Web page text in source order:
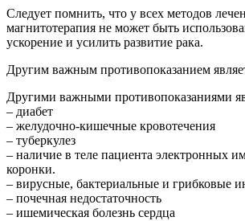
Следует помнить, что у всех методов
магнитотерапия не может быть
ускорение и усилить развитие рака.
Другим важным противопоказанием
Другими важными противопоказаниями
– диабет
– желудочно-кишечные кровотечения
– туберкулез
– наличие в теле пациента электронных
коронки.
– вирусные, бактериальные и грибковые
– почечная недостаточность
– ишемическая болезнь сердца